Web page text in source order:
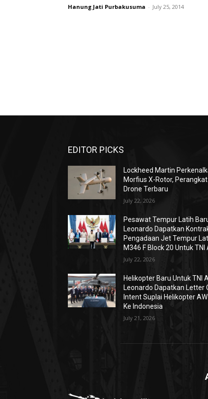
Hanung Jati Purbakusuma - July 25, 2014
EDITOR PICKS
Lockheed Martin
Morfius X-Rotor,
Drone Terbaru
July 22, 2026
Pesawat Tempur Latih
Leonardo Dapatkan
Pengadaan Jet Tempur
M346 F Block 20 Untuk TNI
July 22, 2026
Helikopter Baru Untuk TNI
Leonardo Dapatkan Letter
Intent Suplai Helikopter
Ke Indonesia
July 21, 2026